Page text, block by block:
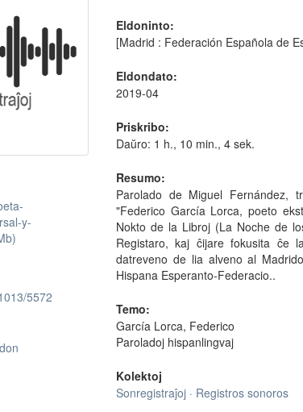
y-
5572
Eldoninto:
[Madrid : Federación Española de
Eldondato:
2019-04
Priskribo:
Daŭro: 1 h., 10 min., 4 sek.
Resumo:
Parolado de Miguel Fernández,
"Federico García Lorca, poeto
Nokto de la Libroj (La Noche de
Registaro, kaj ĉijare fokusita ĉe
datreveno de lia alveno al
Hispana Esperanto-Federacio..
Temo:
García Lorca, Federico
Paroladoj hispanlingvaj
Kolektoj
Sonregistraĵoj · Registros sonoros